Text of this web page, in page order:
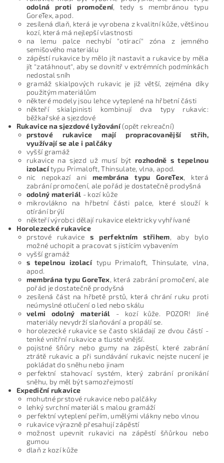
odolná proti promočení, tedy s membránou typu
GoreTex, apod.
zesílená dlaň, která je vyrobena z kvalitní kůže, většinou
kozí, která má nejlepší vlastnosti
na lemu palce nechybí "otírací" zóna z jemného
semišového materiálu
zápěstí rukavice by mělo jít nastavit a rukavice by měla
jít "zatáhnout", aby se dovnitř v extrémních podmínkách
nedostal sníh
gramáž skialpových rukavic je již větší, zejména díky
použitým materiálům
některé modely jsou lehce vyteplené na hřbetní části
někteří skialpinisti kombinují dva typy rukavic:
běžkařské a sjezdové
Rukavice na sjezdové lyžování(opět rekreační)
prstové rukavice mají propracovanější střih,
využívají se ale i palčáky
vyšší gramáž
rukavice na sjezd už musí být rozhodně s tepelnou
izolacítypu Primaloft, Thinsulate, vlna, apod.
nic nepokazí animembrána typu GoreTex, která
zabrání promočení, ale pořád je dostatečně prodyšná
odolný materiál - kozí kůže
mikrovlákno na hřbetní části palce, které slouží k
otírání brýlí
někteří výrobci dělají rukavice elektricky vyhřívané
Horolezecké rukavice
prstové rukavices perfektním střihem, aby bylo
možné uchopit a pracovat s jistícím vybavením
vyšší gramáž
s tepelnou izolacítypu Primaloft, Thinsulate, vlna,
apod.
membrána typu GoreTex, která zabrání promočení, ale
pořád je dostatečně prodyšná
zesílená část na hřbetě prstů, která chrání ruku proti
neúmyslné otlučení o led nebo skálu
velmi odolný materiál - kozí kůže. POZOR! Jiné
materiály nevydrží slaňování a propálí se.
horolezecké rukavice se často skládají ze dvou částí -
tenké vnitřní rukavice a tlusté vnější.
pojistné šňůry nebo gumy na zápěstí, které zabrání
ztrátě rukavic a při sundávání rukavic nejste nucení je
pokládat do sněhu nebo jinam
perfektní stahovací systém, který zabrání pronikání
sněhu, by měl být samozřejmostí
Expediční rukavice
mohutné prstové rukavice nebo palčáky
lehký svrchní materiál s malou gramáží
perfektní vyteplení peřím, umělými vlákny nebo vlnou
rukavice výrazně přesahují zápěstí
možnost upevnit rukavici na zápěstí šňůrkou nebo
gumou
dlaň z kozí kůže